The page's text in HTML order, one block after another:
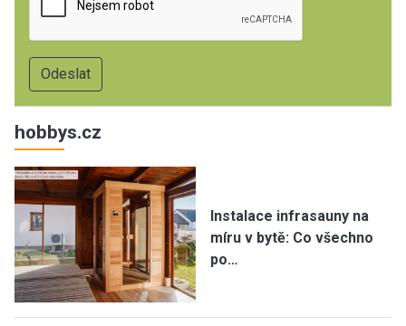
hobbys.cz
Instalace infrasauny na
míru v bytě: Co všechno
po…